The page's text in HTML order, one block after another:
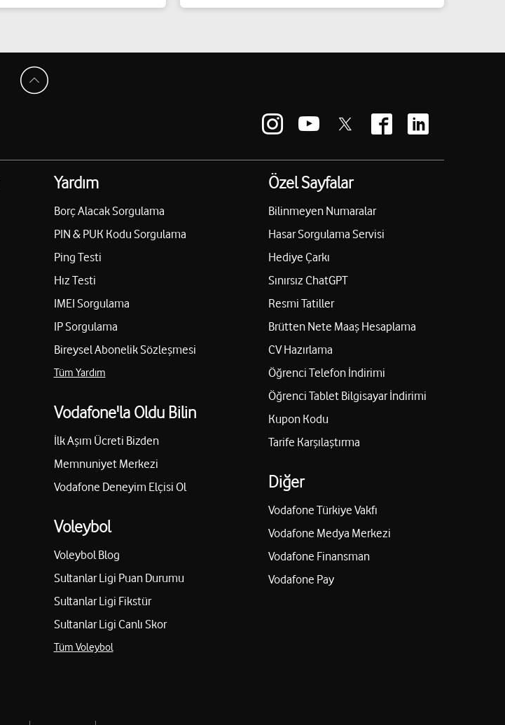
Yardım
Borç Alacak Sorgulama
PIN & PUK Kodu Sorgulama
Ping Testi
Hız Testi
IMEI Sorgulama
IP Sorgulama
Bireysel Abonelik Sözleşmesi
Tüm Yardım
Vodafone'la Oldu Bilin
İlk Aşım Ücreti Bizden
Memnuniyet Merkezi
Vodafone Deneyim Elçisi Ol
Voleybol
Voleybol Blog
Sultanlar Ligi Puan Durumu
Sultanlar Ligi Fikstür
Sultanlar Ligi Canlı Skor
Tüm Voleybol
Özel Sayfalar
Bilinmeyen Numaralar
Hasar Sorgulama Servisi
Hediye Çarkı
Sınırsız ChatGPT
Resmi Tatiller
Brütten Nete Maaş Hesaplama
CV Hazırlama
Öğrenci Telefon İndirimi
Öğrenci Tablet Bilgisayar İndirimi
Kupon Kodu
Tarife Karşılaştırma
Diğer
Vodafone Türkiye Vakfı
Vodafone Medya Merkezi
Vodafone Finansman
Vodafone Pay